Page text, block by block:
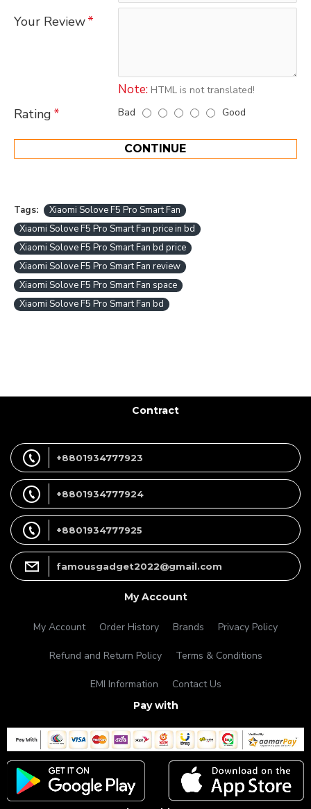
Your Review
Note: HTML is not translated!
Rating Bad Good
CONTINUE
Tags:
Xiaomi Solove F5 Pro Smart Fan
Xiaomi Solove F5 Pro Smart Fan price in bd
Xiaomi Solove F5 Pro Smart Fan bd price
Xiaomi Solove F5 Pro Smart Fan review
Xiaomi Solove F5 Pro Smart Fan space
Xiaomi Solove F5 Pro Smart Fan bd
Contract
+8801934777923
+8801934777924
+8801934777925
famousgadget2022@gmail.com
My Account
My Account Order History Brands Privacy Policy
Refund and Return Policy Terms & Conditions
EMI Information Contact Us
Pay with